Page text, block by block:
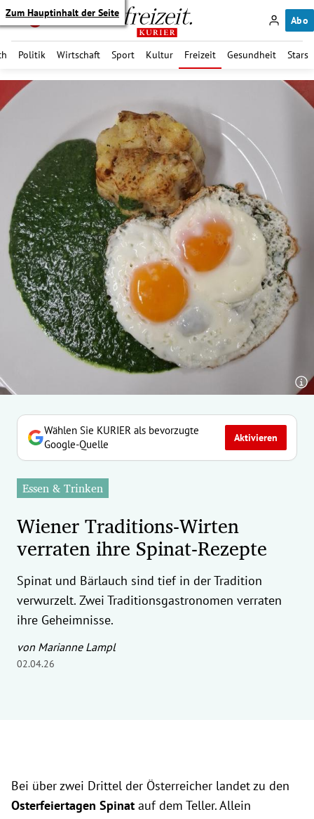
Zum Hauptinhalt der Seite
Abo
Politik Wirtschaft Sport Kultur Freizeit Gesundheit Stars
Untermenü
Untermenü
Untermenü
Untermenü
Untermenü
Untermenü
Untermenü
Untermenü
Untermenü
Wählen Sie KURIER als bevorzugte
Google-Quelle
Aktivieren
Essen & Trinken
Wiener Traditions-Wirten
verraten ihre Spinat-Rezepte
Spinat und Bärlauch sind tief in der Tradition
verwurzelt. Zwei Traditionsgastronomen verraten
ihre Geheimnisse.
von Marianne Lampl
02.04.26
Bei über zwei Drittel der Österreicher landet zu den
Osterfeiertagen Spinat auf dem Teller. Allein